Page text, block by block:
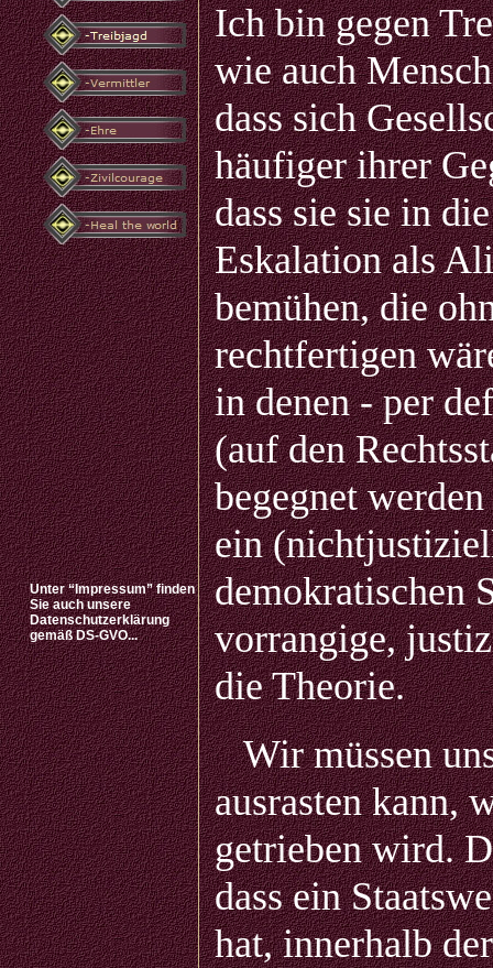
Unter “Impressum” finden
Sie auch unsere
Datenschutzerklärung
gemäß DS-GVO...
Ich bin gegen
wie auch
dass sich
häufiger ihrer
dass sie sie in
Eskalation als
bemühen, die
rechtfertigen
in denen - per
(auf den
begegnet
ein
demokratischen
vorrangige,
die Theorie.
Wir müssen uns
ausrasten kann,
getrieben wird.
dass ein
hat, innerhalb